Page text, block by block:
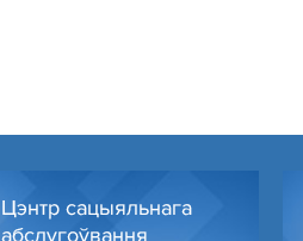
Цэнтр сацыяльнага
абслугоўвання